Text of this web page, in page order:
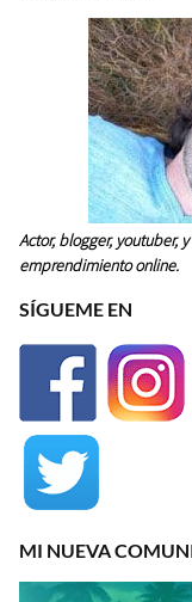
Actor, blogger, youtuber,
emprendimiento online.
SÍGUEME EN
MI NUEVA